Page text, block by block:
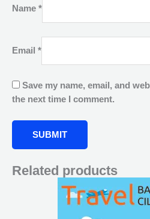
Name *
Email *
Save my name, email, and
the next time I comment.
Related products